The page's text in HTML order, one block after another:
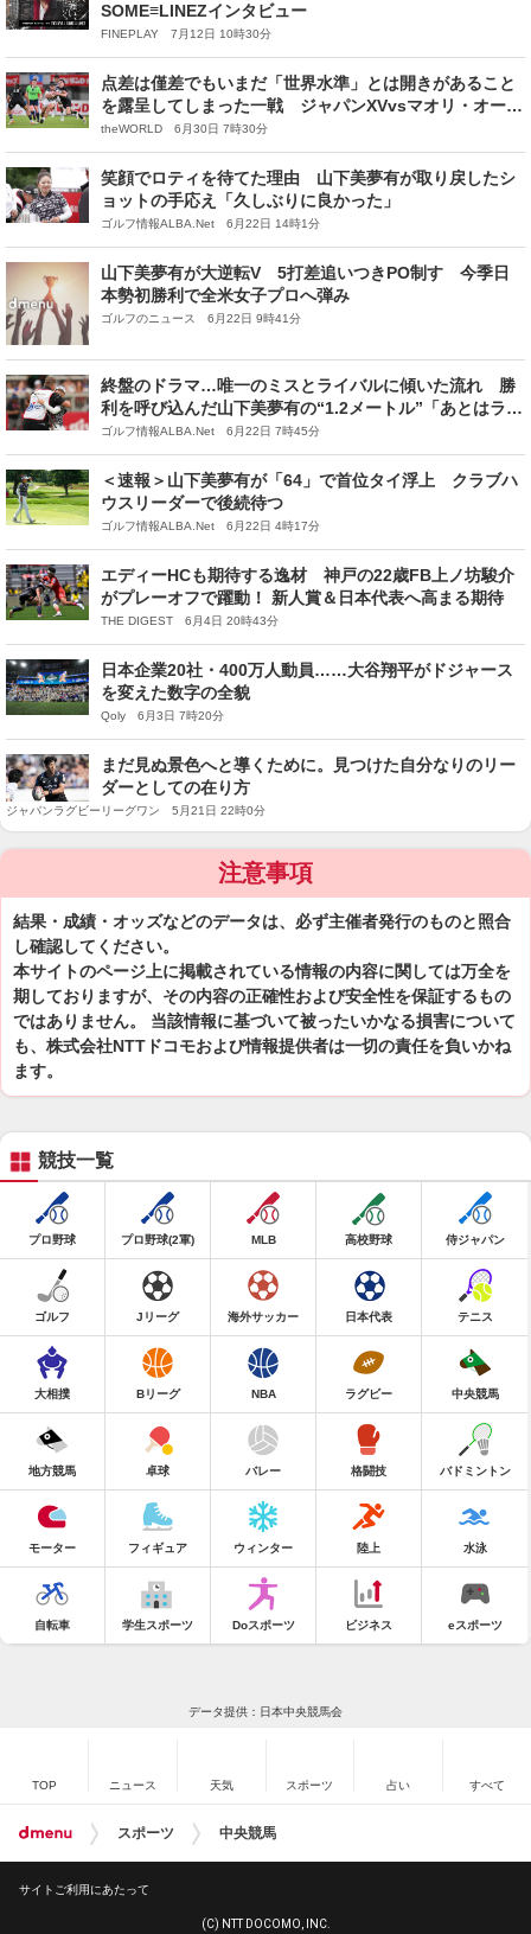
SOME≡LINEZインタビュー
FINEPLAY 7月12日 10時30分
点差は僅差でもいまだ「世界水準」とは開きがあること
を露呈してしまった一戦 ジャパンXVvsマオリ・オール
ブラックス
theWORLD 6月30日 7時30分
笑顔でロティを待てた理由 山下美夢有が取り戻したシ
ョットの手応え「久しぶりに良かった」
ゴルフ情報ALBA.Net 6月22日 14時1分
山下美夢有が大逆転V 5打差追いつきPO制す 今季日
本勢初勝利で全米女子プロへ弾み
ゴルフのニュース 6月22日 9時41分
終盤のドラマ…唯一のミスとライバルに傾いた流れ 勝
利を呼び込んだ山下美夢有の“1.2メートル”「あとはライ
ンに打つだけ」
ゴルフ情報ALBA.Net 6月22日 7時45分
＜速報＞山下美夢有が「64」で首位タイ浮上 クラブハ
ウスリーダーで後続待つ
ゴルフ情報ALBA.Net 6月22日 4時17分
エディーHCも期待する逸材 神戸の22歳FB上ノ坊駿介
がプレーオフで躍動！ 新人賞＆日本代表へ高まる期待
THE DIGEST 6月4日 20時43分
日本企業20社・400万人動員……大谷翔平がドジャース
を変えた数字の全貌
Qoly 6月3日 7時20分
まだ見ぬ景色へと導くために。見つけた自分なりのリー
ダーとしての在り方
ジャパンラグビーリーグワン 5月21日 22時0分
注意事項
結果・成績・オッズなどのデータは、必ず主催者発行のものと照合
し確認してください。
本サイトのページ上に掲載されている情報の内容に関しては万全を
期しておりますが、その内容の正確性および安全性を保証するもの
ではありません。 当該情報に基づいて被ったいかなる損害について
も、株式会社NTTドコモおよび情報提供者は一切の責任を負いかね
ます。
競技一覧
プロ野球 プロ野球(2軍) MLB 高校野球 侍ジャパン
ゴルフ Jリーグ 海外サッカー 日本代表 テニス
大相撲 Bリーグ NBA ラグビー 中央競馬
地方競馬 卓球 バレー 格闘技 バドミントン
モーター フィギュア ウィンター 陸上 水泳
自転車 学生スポーツ Doスポーツ ビジネス eスポーツ
データ提供：日本中央競馬会
TOP ニュース 天気 スポーツ 占い すべて
スポーツ 中央競馬
サイトご利用にあたって
(C) NTT DOCOMO, INC.